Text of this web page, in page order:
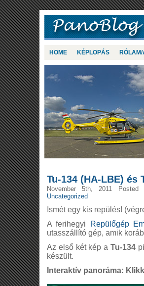
HOME KÉPLOPÁS
Tu-134 (HA-LBE) és
November 5th, 2011
Uncategorized
Ismét egy kis repülés!
A ferihegyi
Repülőgép
utasszállító gép, amik
Az első két kép a Tu-134
készült.
Interaktív panoráma: